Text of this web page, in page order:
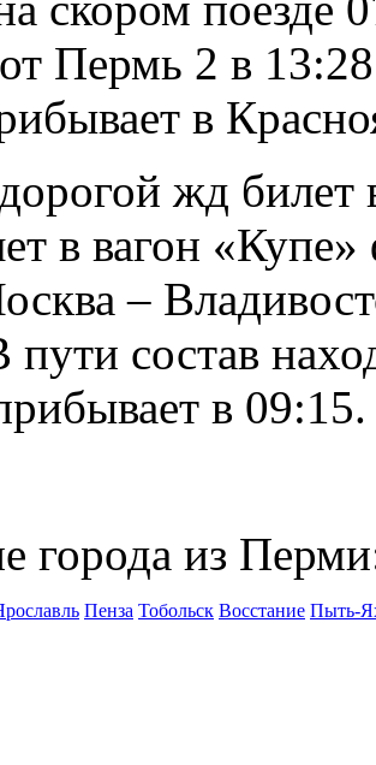
Пермь 2 в
в
жд билет
в вагон
–
пути состав
в 09:15.
города из
Пенза Тобольск Восстание Пыть-